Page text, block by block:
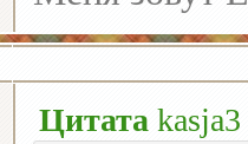
Цитата kasja3